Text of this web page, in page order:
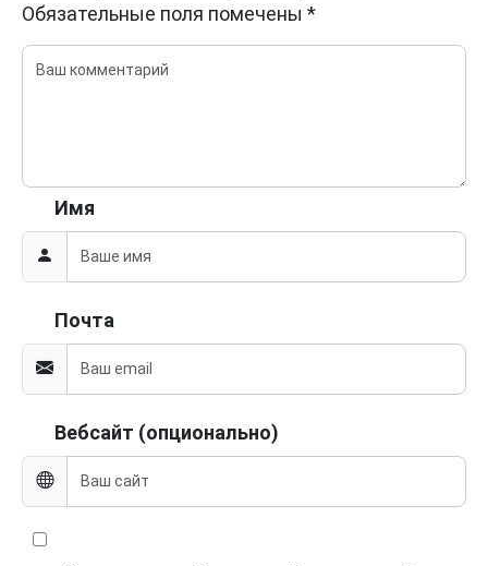
Обязательные поля помечены *
Имя
Почта
Вебсайт (опционально)